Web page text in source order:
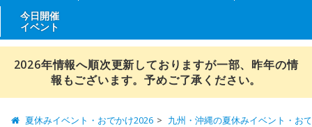
今日開催
イベント
2026年情報へ順次更新しておりますが一部、昨年の情
報もございます。予めご了承ください。
夏休みイベント・おでかけ2026 九州・沖縄の夏休みイベント・お